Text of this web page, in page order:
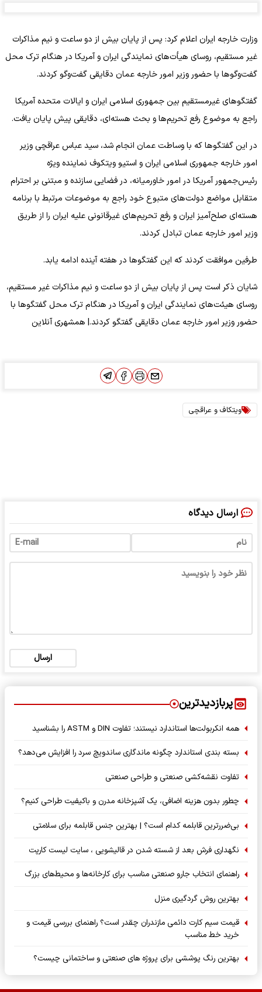
وزارت خارجه ایران اعلام کرد: پس از پایان بیش از دو ساعت و نیم مذاکرات
غیر مستقیم، روسای هیأت‌های نمایندگی ایران و آمریکا در هنگام ترک محل
گفت‌وگوها با حضور وزیر امور خارجه عمان دقایقی گفت‌وگو کردند.
گفتگوهای غیرمستقیم بین جمهوری اسلامی ایران و ایالات متحده آمریکا
راجع به موضوع رفع تحریم‌ها و بحث هسته‌ای، دقایقی پیش پایان یافت.
در این‌ گفتگوها که با وساطت عمان انجام شد، سید عباس عراقچی وزیر
امور خارجه جمهوری اسلامی ایران و استیو ویتکوف نماینده ویژه
رئیس‌جمهور آمریکا در امور خاورمیانه، در فضایی سازنده و مبتنی بر احترام
متقابل مواضع دولت‌های متبوع خود راجع به موضوعات مرتبط با برنامه
هسته‌ای صلح‌آمیز ایران و رفع تحریم‌های غیرقانونی علیه ایران را از طریق
وزیر امور خارجه عمان تبادل کردند.
طرفین موافقت کردند که این گفتگوها در هفته آینده ادامه یابد.
شایان ذکر است پس از پایان بیش از دو ساعت و نیم مذاکرات غیر مستقیم،
روسای هیئت‌های نمایندگی ایران و آمریکا در هنگام ترک محل گفتگوها با
حضور وزیر امور خارجه عمان دقایقی گفتگو کردند.| همشهری آنلاین
ویتکاف و عراقچی
ارسال دیدگاه
ارسال
پربازدیدترین
همه انکربولت‌ها استاندارد نیستند؛ تفاوت DIN و ASTM را بشناسید
بسته‌ بندی استاندارد چگونه ماندگاری ساندویچ سرد را افزایش می‌دهد؟
تفاوت نقشه‌کشی صنعتی و طراحی صنعتی
چطور بدون هزینه اضافی، یک آشپزخانه مدرن و باکیفیت طراحی کنیم؟
بی‌ضررترین قابلمه کدام است؟ | بهترین جنس قابلمه برای سلامتی
نگهداری فرش بعد از شسته شدن در قالیشویی ، سایت لیست کارپت
راهنمای انتخاب جارو صنعتی مناسب برای کارخانه‌ها و محیط‌های بزرگ
بهترین روش گردگیری منزل
قیمت سیم کارت دائمی مازندران چقدر است؟ راهنمای بررسی قیمت و
خرید خط مناسب
بهترین رنگ پوششی برای پروژه های صنعتی و ساختمانی چیست؟